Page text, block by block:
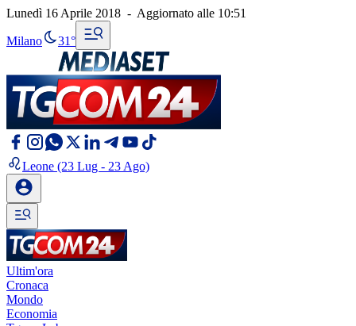
Lunedì 16 Aprile 2018 - Aggiornato alle 10:51
Milano 31°
Leone (23 Lug - 23 Ago)
Ultim'ora
Cronaca
Mondo
Economia